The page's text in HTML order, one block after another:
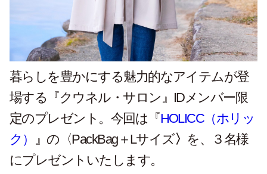
暮らしを豊かにする魅力的なアイテムが登
場する『クウネル・サロン』IDメンバー限
定のプレゼント。今回は『HOLICC（ホリッ
ク） 』の〈PackBag＋Lサイズ〉 を、３名様
にプレゼントいたします。